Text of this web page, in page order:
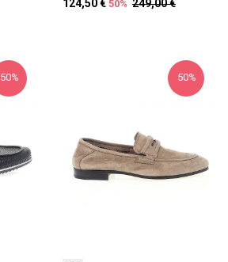
249,00 €
124,50 € 50%
50% 50%